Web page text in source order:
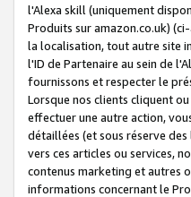
l'Alexa skill (uniquement
Produits sur amazon.co.uk)
la localisation, tout autre site
l'ID de Partenaire au sein de
fournissons et respecter le
Lorsque nos clients cliquent
effectuer une autre action,
détaillées (et sous réserve
vers ces articles ou services,
contenus marketing et autres
informations concernant le